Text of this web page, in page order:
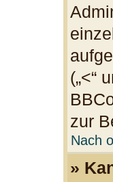
(„<“
zur
Nach
»